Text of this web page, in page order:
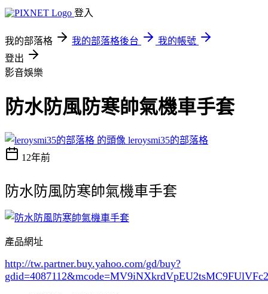
登入
我的部落格 我的部落格後台
我的帳號
登出
影音娛樂
防水防風防寒帥氣機車手套
leroysmi35的部落格
12年前
防水防風防寒帥氣機車手套
產品網址
http://tw.partner.buy.yahoo.com/gd/buy?
gdid=4087112